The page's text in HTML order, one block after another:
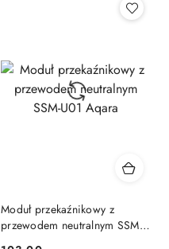
Moduł przekaźnikowy z
przewodem neutralnym SSM-